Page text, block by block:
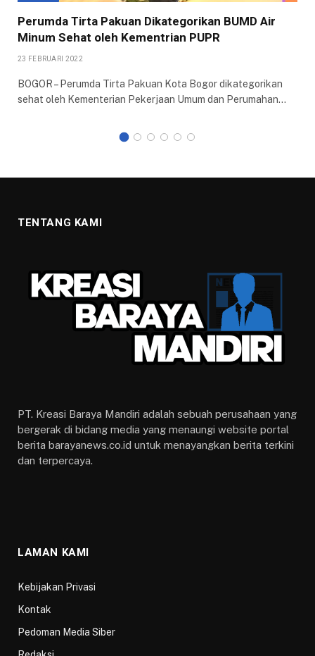
Perumda Tirta Pakuan Dikategorikan BUMD Air
Minum Sehat oleh Kementrian PUPR
23 FEBRUARI 2022
BOGOR – Perumda Tirta Pakuan Kota Bogor dikategorikan
sehat oleh Kementerian Pekerjaan Umum dan Perumahan…
TENTANG KAMI
PT. Kreasi Baraya Mandiri adalah sebuah perusahaan yang
bergerak di bidang media yang menaungi website portal
berita barayanews.co.id untuk menayangkan berita terkini
dan terpercaya.
LAMAN KAMI
Kebijakan Privasi
Kontak
Pedoman Media Siber